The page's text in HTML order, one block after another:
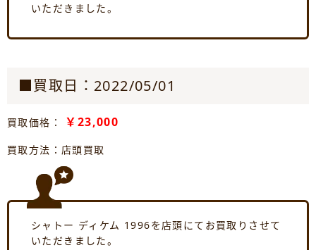
いただきました。
■買取日：2022/05/01
買取価格： ￥23,000
買取方法：店頭買取
シャトー ディケム 1996を店頭にてお買取りさせて
いただきました。